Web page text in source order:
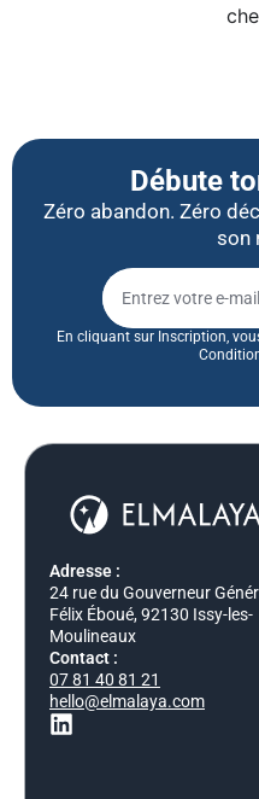
Débute
Zéro abandon. Zéro
son
En cliquant sur Inscription,
Adresse :
24 rue du Gouverneur
Félix Éboué, 92130 Issy-les-
Moulineaux
Contact :
07 81 40 81 21
hello@elmalaya.com